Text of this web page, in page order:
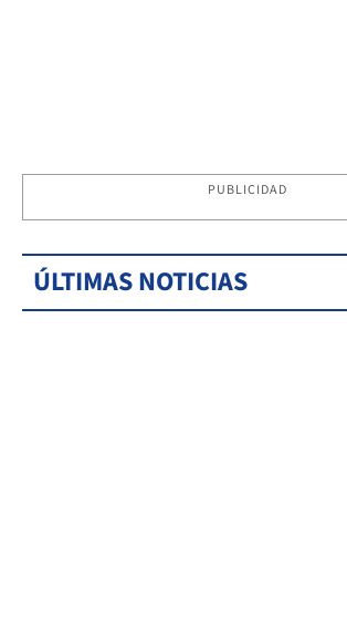
PUBLICIDAD
ÚLTIMAS NOTICIAS